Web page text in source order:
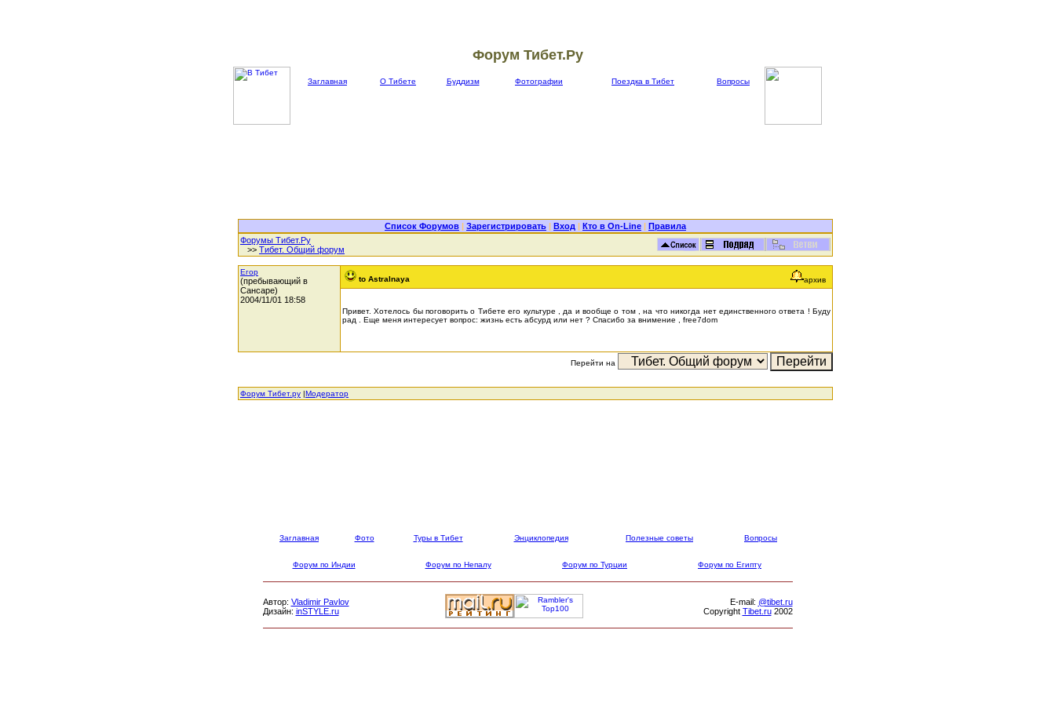
Форум Тибет.Ру
Заглавная О Тибете Буддизм Фотографии Поездка в Тибет Вопросы
Список Форумов | Зарегистрировать | Вход | Кто в On-Line | Правила
Форумы Тибет.Ру
>> Тибет. Общий форум
Егор
(пребывающий в
Сансаре)
2004/11/01 18:58
to Astralnaya архив
Привет. Хотелось бы поговорить о Тибете его культуре , да и вообще о том , на что никогда нет единственного ответа ! Буду
рад . Еще меня интересует вопрос: жизнь есть абсурд или нет ? Спасибо за внимение , free7dom
Перейти на
Форум Тибет.ру |Модератор
Заглавная Фото Туры в Тибет Энциклопедия Полезные советы Вопросы
Форум по Индии Форум по Непалу Форум по Турции Форум по Египту
Автор: Vladimir Pavlov
Дизайн: inSTYLE.ru
Е-mail: @tibet.ru
Copyright Tibet.ru2002